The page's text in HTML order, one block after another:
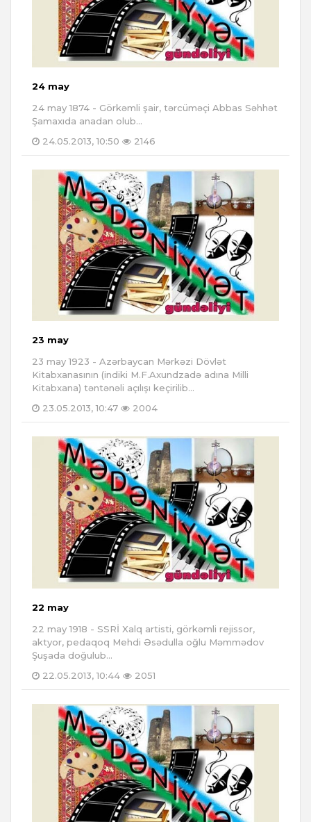
24 may
24 may 1874 - Görkəmli şair, tərcüməçi Abbas Səhhət
Şamaxıda anadan olub...
24.05.2013, 10:50
2146
23 may
23 may 1923 - Azərbaycan Mərkəzi Dövlət
Kitabxanasının (indiki M.F.Axundzadə adına Milli
Kitabxana) təntənəli açılışı keçirilib...
23.05.2013, 10:47
2004
22 may
22 may 1918 - SSRİ Xalq artisti, görkəmli rejissor,
aktyor, pedaqoq Mehdi Əsədulla oğlu Məmmədov
Şuşada doğulub...
22.05.2013, 10:44
2051